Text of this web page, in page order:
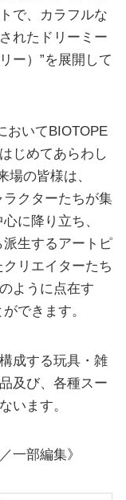
で、カラフルな
れたドリーミー
ー）”を展開して
おいてBIOTOPE
じめてあらわし
場の皆様は、
クターたちが集
に降り立ち、
生するアートピ
リエイターたち
ように点在す
できます。
成する玩具・雑
及び、各種スー
います。
一部編集》